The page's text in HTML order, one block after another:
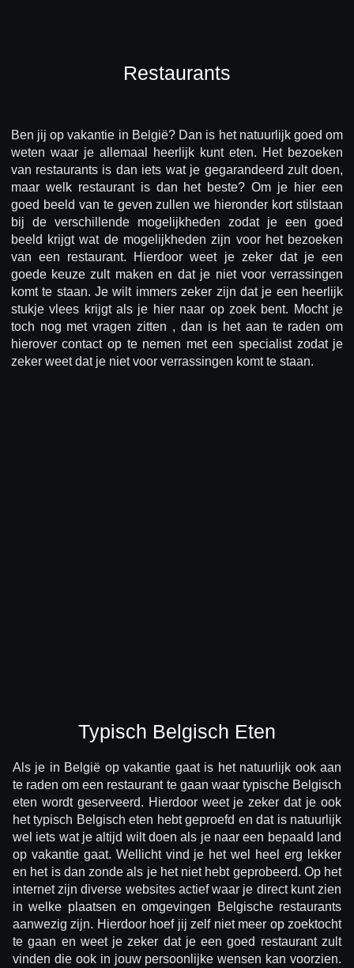
Restaurants
Ben jij op vakantie in België? Dan is het natuurlijk goed om
weten waar je allemaal heerlijk kunt eten. Het bezoeken
van restaurants is dan iets wat je gegarandeerd zult doen,
maar welk restaurant is dan het beste? Om je hier een
goed beeld van te geven zullen we hieronder kort stilstaan
bij de verschillende mogelijkheden zodat je een goed
beeld krijgt wat de mogelijkheden zijn voor het bezoeken
van een restaurant. Hierdoor weet je zeker dat je een
goede keuze zult maken en dat je niet voor verrassingen
komt te staan. Je wilt immers zeker zijn dat je een heerlijk
stukje vlees krijgt als je hier naar op zoek bent. Mocht je
toch nog met vragen zitten , dan is het aan te raden om
hierover contact op te nemen met een specialist zodat je
zeker weet dat je niet voor verrassingen komt te staan.
Typisch Belgisch Eten
Als je in België op vakantie gaat is het natuurlijk ook aan
te raden om een restaurant te gaan waar typische Belgisch
eten wordt geserveerd. Hierdoor weet je zeker dat je ook
het typisch Belgisch eten hebt geproefd en dat is natuurlijk
wel iets wat je altijd wilt doen als je naar een bepaald land
op vakantie gaat. Wellicht vind je het wel heel erg lekker
en het is dan zonde als je het niet hebt geprobeerd. Op het
internet zijn diverse websites actief waar je direct kunt zien
in welke plaatsen en omgevingen Belgische restaurants
aanwezig zijn. Hierdoor hoef jij zelf niet meer op zoektocht
te gaan en weet je zeker dat je een goed restaurant zult
vinden die ook in jouw persoonlijke wensen kan voorzien.